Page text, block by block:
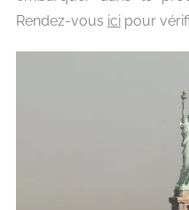
Rendez-vous icipour